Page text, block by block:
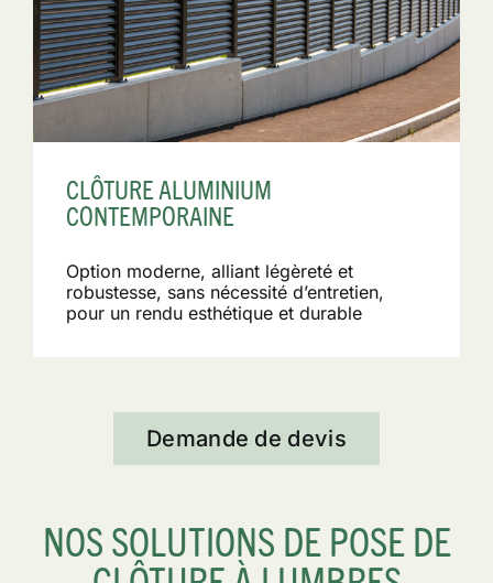
CLÔTURE ALUMINIUM
CONTEMPORAINE
Option moderne, alliant légèreté et
robustesse, sans nécessité d’entretien,
pour un rendu esthétique et durable
Demande de devis
NOS SOLUTIONS DE POSE DE